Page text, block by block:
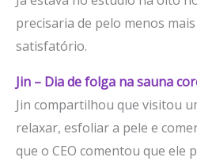
precisaria de pelo menos
satisfatório.
Jin – Dia de folga na sauna
Jin compartilhou que visitou
relaxar, esfoliar a pele e
que o CEO comentou que ele